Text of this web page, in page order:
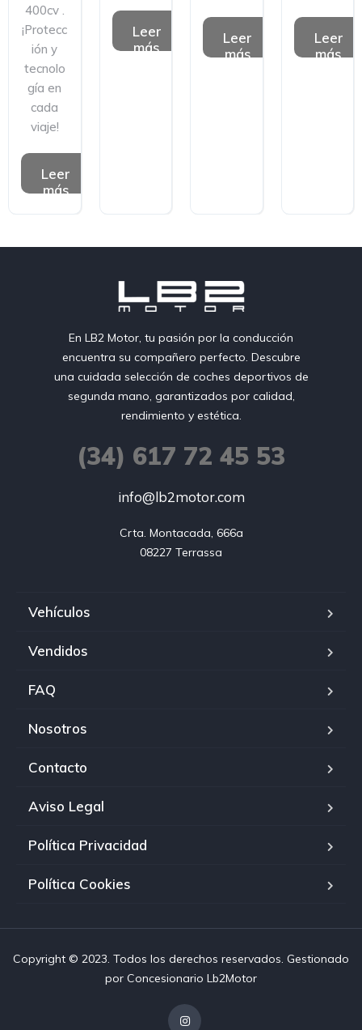
400cv .
¡Protecc
ión y
tecnolo
gía en
cada
viaje!
Leer
más
Leer
más
Leer
más
Leer
más
En LB2 Motor, tu pasión por la conducción
encuentra su compañero perfecto. Descubre
una cuidada selección de coches deportivos de
segunda mano, garantizados por calidad,
rendimiento y estética.
(34) 617 72 45 53
info@lb2motor.com
Crta. Montacada, 666a
08227 Terrassa
Vehículos
Vendidos
FAQ
Nosotros
Contacto
Aviso Legal
Política Privacidad
Política Cookies
Copyright © 2023. Todos los derechos reservados. Gestionado
por Concesionario Lb2Motor